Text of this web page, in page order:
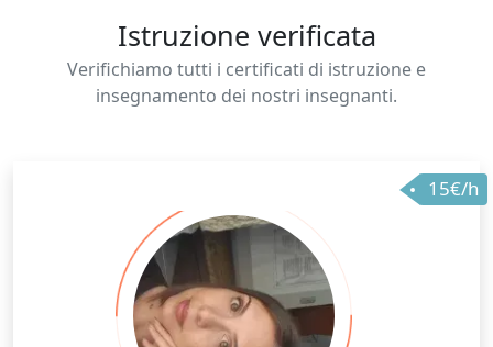
Istruzione verificata
Verifichiamo tutti i certificati di istruzione e
insegnamento dei nostri insegnanti.
15€/h